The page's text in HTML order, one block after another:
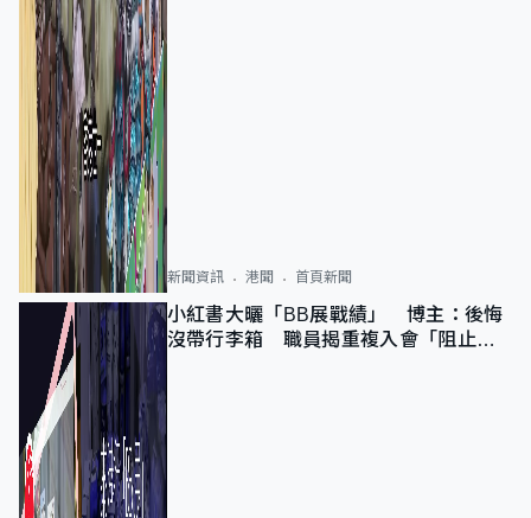
新聞資訊 港聞 首頁新聞
小紅書大曬「BB展戰績」 博主：後悔
沒帶行李箱 職員揭重複入會「阻止唔